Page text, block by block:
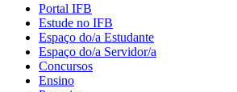
Portal IFB
Estude no IFB
Espaço do/a Estudante
Espaço do/a Servidor/a
Concursos
Ensino